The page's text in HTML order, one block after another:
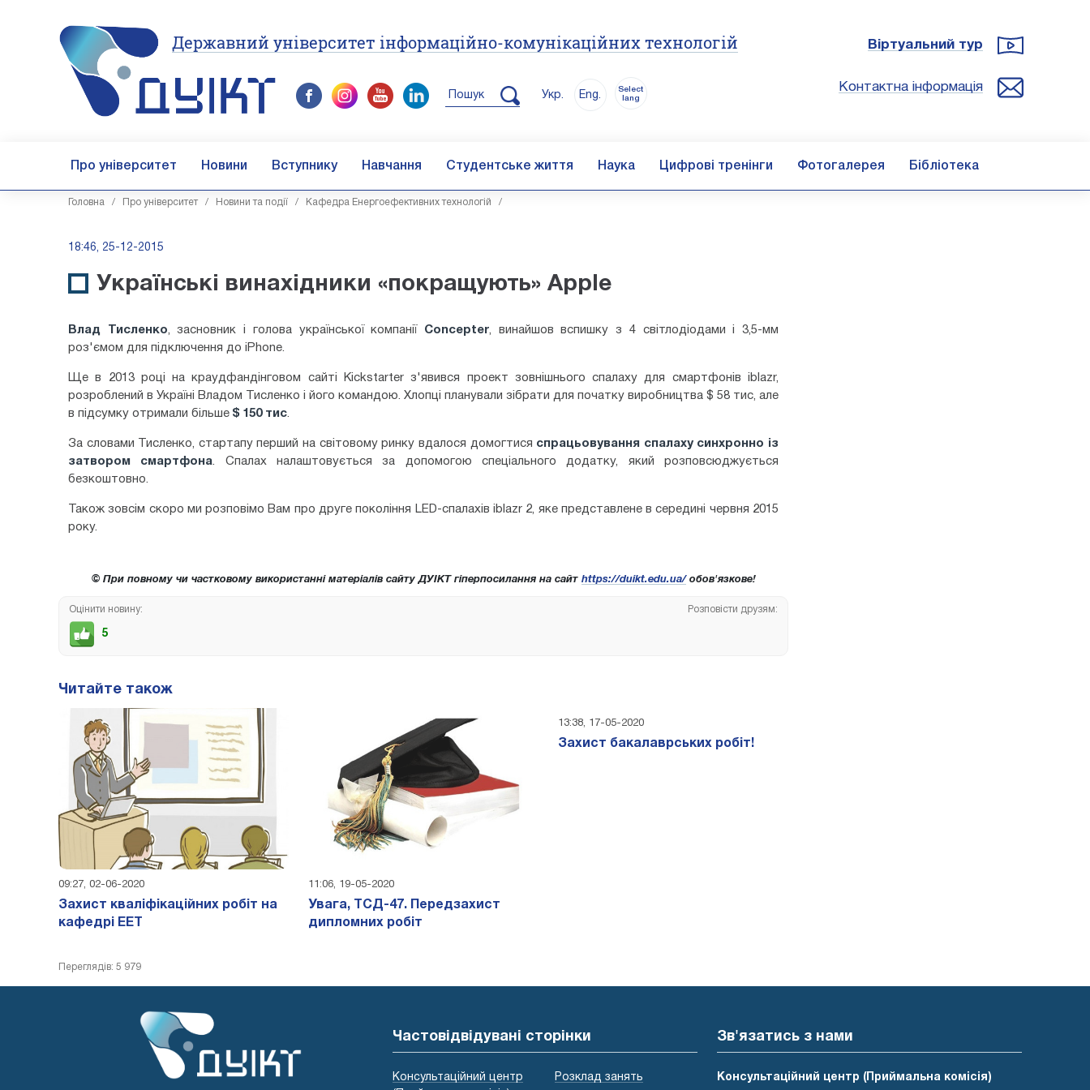
Державний університет інформаційно-комунікаційних технологій
Пошук Укр. Eng.
Select
lang
Віртуальний тур
Контактна інформація
Про університет Новини Вступнику Навчання Студентське життя Наука Цифрові тренінги Фотогалерея Бібліотека
Головна / Про університет/ Новини та події / Кафедра Енергоефективних технологій /
18:46, 25-12-2015
Українські винахідники «покращують» Apple
Влад Тисленко, засновник і голова української компанії Concepter, винайшов вспишку з 4 світлодіодами і 3,5-мм
роз'ємом для підключення до iPhone.
Ще в 2013 році на краудфандінговом сайті Kickstarter з'явився проект зовнішнього спалаху для смартфонів iblazr,
розроблений в Україні Владом Тисленко і його командою. Хлопці планували зібрати для початку виробництва $ 58 тис, але
в підсумку отримали більше $ 150 тис.
За словами Тисленко, стартапу перший на світовому ринку вдалося домогтися спрацьовування спалаху синхронно із
затвором смартфона. Спалах налаштовується за допомогою спеціального додатку, який розповсюджується
безкоштовно.
Також зовсім скоро ми розповімо Вам про друге покоління LED-спалахів iblazr 2, яке представлене в середині червня 2015
року.
© При повному чи частковому використанні матеріалів сайту ДУІКТ гіперпосилання на сайт https://duikt.edu.ua/обов'язкове!
Оцінити новину:
5
Розповісти друзям:
Читайте також
09:27, 02-06-2020
Захист кваліфікаційних робіт на
кафедрі ЕЕТ
11:06, 19-05-2020
Увага, ТСД-47. Передзахист
дипломних робіт
13:38, 17-05-2020
Захист бакалаврських робіт!
Переглядів: 5 979
Частовідвідувані сторінки
Консультаційний центр
Розклад занять
Зв'язатись з нами
Консультаційний центр (Приймальна комісія)